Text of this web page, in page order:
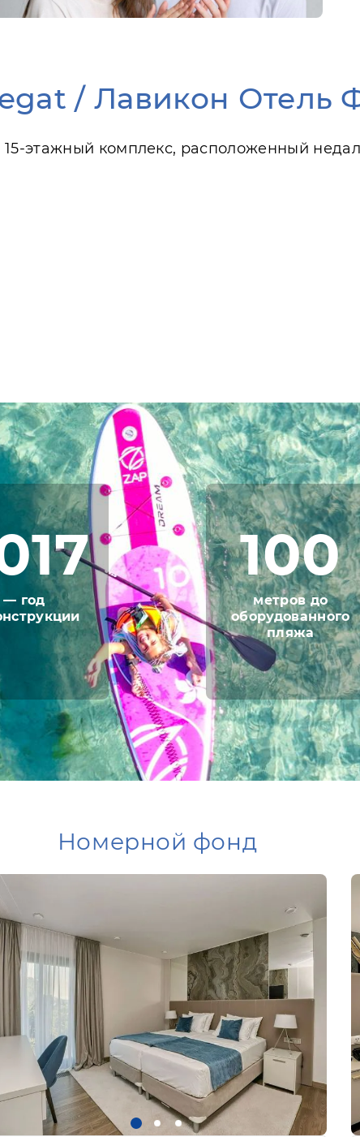
/ Лавикон Отель
этажный комплекс, расположенный
— год
100
метров до
оборудованного
пляжа
Номерной фонд